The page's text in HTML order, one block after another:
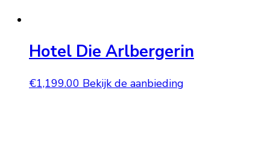
Hotel Die Arlbergerin
€1,199.00 Bekijk de aanbieding